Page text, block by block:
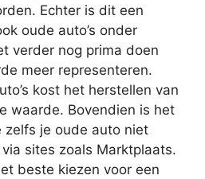
Echter is dit een
oude auto’s onder
verder nog prima doen
meer representeren.
kost het herstellen van
waarde. Bovendien is het
zelfs je oude auto niet
sites zoals Marktplaats.
beste kiezen voor een